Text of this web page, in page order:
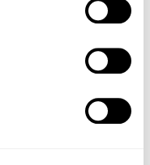
14,30 €